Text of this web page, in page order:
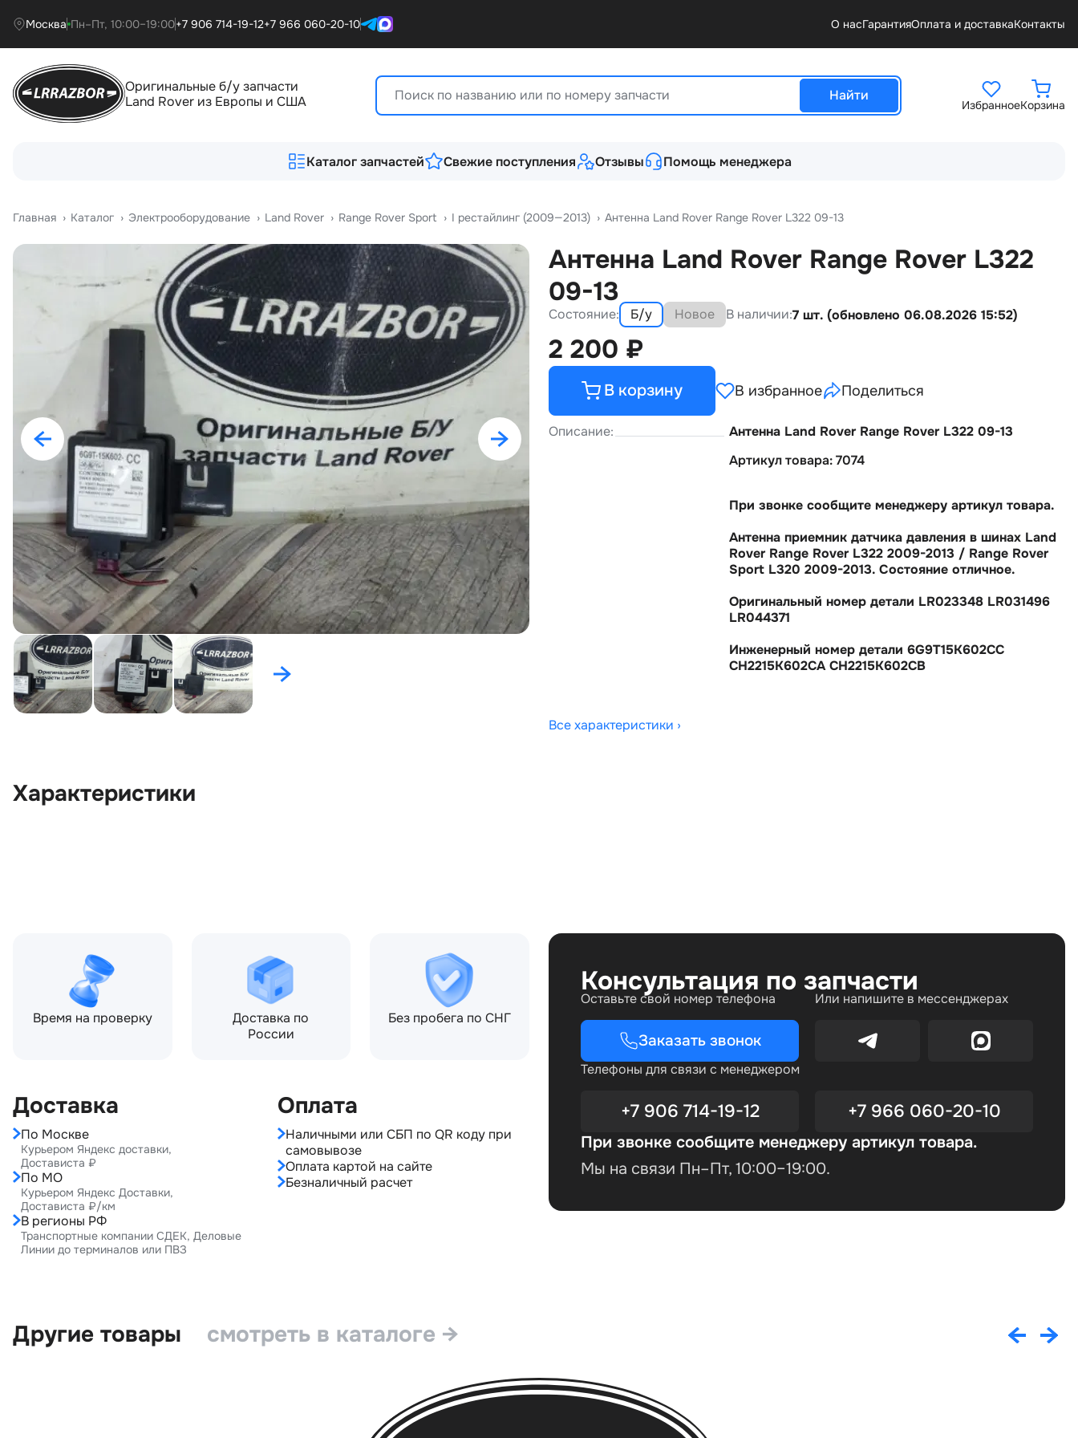
Москва Пн–Пт, 10:00–19:00+7 906 714-19-12+7 966 060-20-10 О насГарантияОплата и доставкаКонтакты
Оригинальные б/у запчасти
Land Rover из Европы и США
Найти
ИзбранноеКорзина
Каталог запчастей Свежие поступления Отзывы Помощь менеджера
Главная › Катало › Электрооборудование › Land Rover › Range Rover Sport › I рестайлинг (2009—2013) › Антенна Land Rover Range Rover L322 09-13
Антенна Land Rover Range Rover L322
09-13
Состояние: Б/у Новое В наличии:7 шт. (обновлено 06.08.2026 15:52)
2 200 ₽
В корзину В избранное Поделиться
Описание:
Антенна Land Rover Range Rover L322 09-13
Артикул товара: 7074
При звонке сообщите менеджеру артикул товара.
Антенна приемник датчика давления в шинах Land
Rover Range Rover L322 2009-2013 / Range Rover
Sport L320 2009-2013. Состояние отличное.
Оригинальный номер детали LR023348 LR031496
LR044371
Инженерный номер детали 6G9T15K602CC
CH2215K602CA CH2215K602CB
Все характеристики ›
Характеристики
Время на проверку
Доставка по
России
Без пробега по СНГ
Доставка
По Москве
Курьером Яндекс доставки,
Достависта ₽
По МО
Курьером Яндекс Доставки,
Достависта ₽/км
В регионы РФ
Транспортные компании СДЕК, Деловые
Линии до терминалов или ПВЗ
Оплата
Наличными или СБП по QR коду при
самовывозе
Оплата картой на сайте
Безналичный расчет
Консультация по запчасти
Оставьте свой номер телефона
Заказать звонок
Или напишите в мессенджерах
Телефоны для связи с менеджером
+7 906 714-19-12 +7 966 060-20-10
При звонке сообщите менеджеру артикул товара.
Мы на связи Пн–Пт, 10:00–19:00.
Другие товары смотреть в каталоге →